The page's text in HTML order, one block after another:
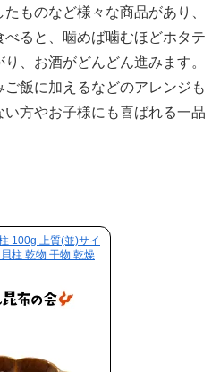
ものなど様々な商品があり、
ると、噛めば噛むほどホタテ
、お酒がどんどん進みます。
飯に加えるなどのアレンジも
方やお子様にも喜ばれる一品
100g 上質(並)サイ
柱 乾物 干物 乾燥